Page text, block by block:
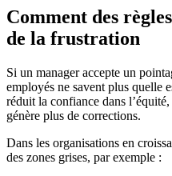
Comment des
de la frustration
Si un manager accepte un
employés ne savent plus quelle
réduit la confiance dans
génère plus de corrections.
Dans les organisations en
des zones grises, par exemple :